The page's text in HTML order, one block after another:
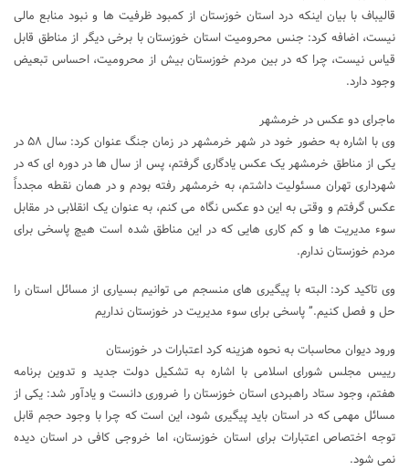
قالیباف با بیان اینکه درد استان خوزستان از کمبود ظرفیت ها و نبود منابع مالی
نیست، اضافه کرد: جنس محرومیت استان خوزستان با برخی دیگر از مناطق قابل
قیاس نیست، چرا که در بین مردم خوزستان بیش از محرومیت، احساس تبعیض
وجود دارد.
ماجرای دو عکس در خرمشهر
وی با اشاره به حضور خود در شهر خرمشهر در زمان جنگ عنوان کرد: سال ۵۸ در
یکی از مناطق خرمشهر یک عکس یادگاری گرفتم، پس از سال ها در دوره ای که در
شهرداری تهران مسئولیت داشتم، به خرمشهر رفته بودم و در همان نقطه مجدداً
عکس گرفتم و وقتی به این دو عکس نگاه می کنم، به عنوان یک انقلابی در مقابل
سوء مدیریت ها و کم کاری هایی که در این مناطق شده است هیچ پاسخی برای
مردم خوزستان ندارم.
وی تاکید کرد: البته با پیگیری های منسجم می توانیم بسیاری از مسائل استان را
حل و فصل کنیم.” پاسخی برای سوء مدیریت در خوزستان نداریم
ورود دیوان محاسبات به نحوه هزینه کرد اعتبارات در خوزستان
رییس مجلس شورای اسلامی با اشاره به تشکیل دولت جدید و تدوین برنامه
هفتم، وجود ستاد راهبردی استان خوزستان را ضروری دانست و یادآور شد: یکی از
مسائل مهمی که در استان باید پیگیری شود، این است که چرا با وجود حجم قابل
توجه اختصاص اعتبارات برای استان خوزستان، اما خروجی کافی در استان دیده
نمی شود.